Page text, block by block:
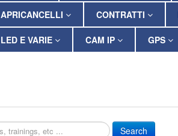
APRICANCELLI CONTRATTI
LED E VARIE CAM IP GPS